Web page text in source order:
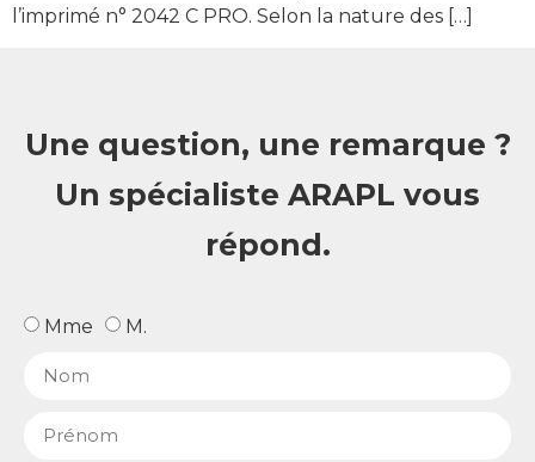
l’imprimé n° 2042 C PRO. Selon la nature des […]
Une question, une remarque ?
Un spécialiste ARAPL vous
répond.
Mme M.